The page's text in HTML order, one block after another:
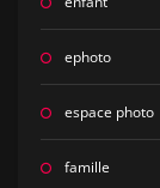
ephoto
espace photo
famille